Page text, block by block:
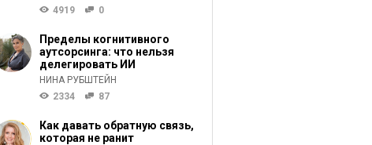
4919 0
Пределы когнитивного
аутсорсинга: что нельзя
делегировать ИИ
НИНА РУБШТЕЙН
2334
87
Как давать обратную связь,
которая не ранит